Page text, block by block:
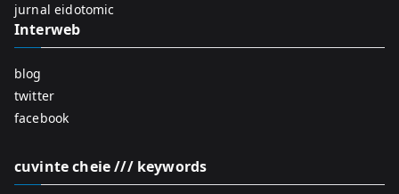
jurnal eidotomic
Interweb
blog
twitter
facebook
cuvinte cheie /// keywords